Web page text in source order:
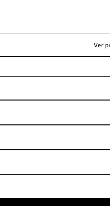
Ver